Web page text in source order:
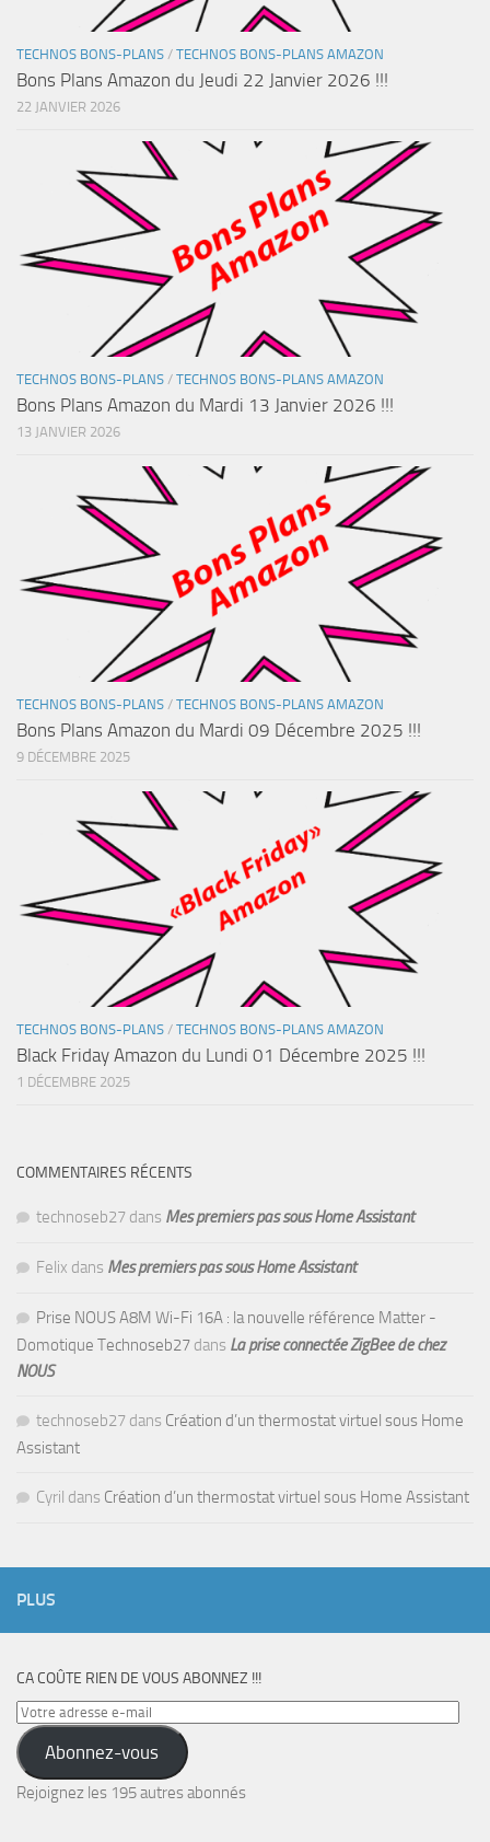
TECHNOS BONS-PLANS / TECHNOS BONS-PLANS AMAZON
Bons Plans Amazon du Jeudi 22 Janvier 2026 !!!
22 JANVIER 2026
TECHNOS BONS-PLANS / TECHNOS BONS-PLANS AMAZON
Bons Plans Amazon du Mardi 13 Janvier 2026 !!!
13 JANVIER 2026
TECHNOS BONS-PLANS / TECHNOS BONS-PLANS AMAZON
Bons Plans Amazon du Mardi 09 Décembre 2025 !!!
9 DÉCEMBRE 2025
TECHNOS BONS-PLANS / TECHNOS BONS-PLANS AMAZON
Black Friday Amazon du Lundi 01 Décembre 2025 !!!
1 DÉCEMBRE 2025
COMMENTAIRES RÉCENTS
technoseb27 dans Mes premiers pas sous Home Assistant
Felix dans Mes premiers pas sous Home Assistant
Prise NOUS A8M Wi-Fi 16A : la nouvelle référence Matter -
Domotique Technoseb27 dans La prise connectée ZigBee de chez
NOUS
technoseb27 dans Création d’un thermostat virtuel sous Home
Assistant
Cyril dans Création d’un thermostat virtuel sous Home Assistant
PLUS
CA COÛTE RIEN DE VOUS ABONNEZ !!!
Votre
adresse
e-
mail
Abonnez-vous
Rejoignez les 195 autres abonnés